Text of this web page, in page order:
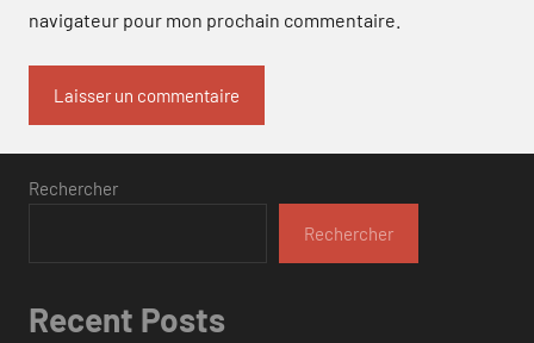
navigateur pour mon prochain commentaire.
Rechercher
Rechercher
Recent Posts